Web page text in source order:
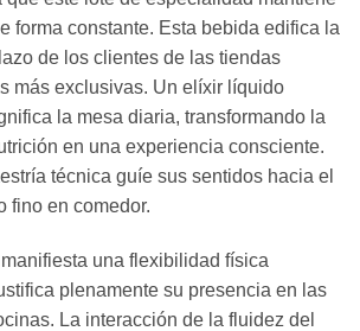
forma constante. Esta bebida edifica la
de los clientes de las tiendas
más exclusivas. Un elíxir líquido
la mesa diaria, transformando la
en una experiencia consciente.
técnica guíe sus sentidos hacia el
fino en comedor.
una flexibilidad física
plenamente su presencia en las
La interacción de la fluidez del